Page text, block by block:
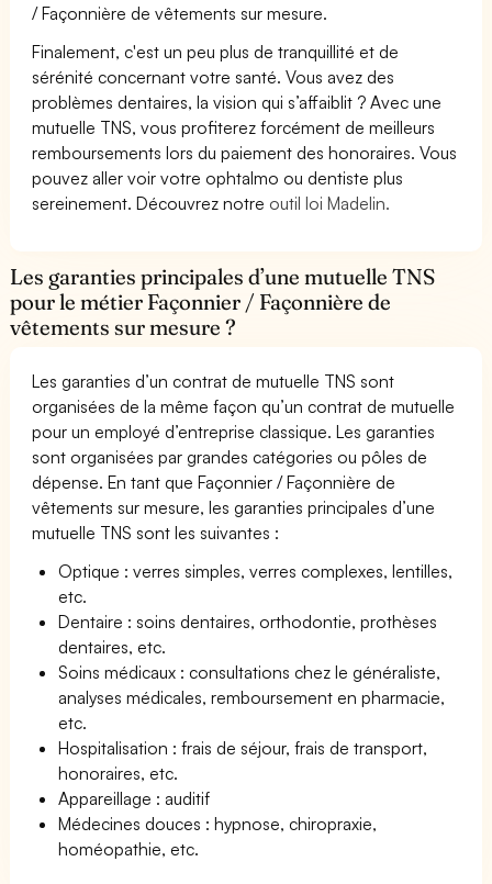
/ Façonnière de vêtements sur mesure.
Finalement, c'est un peu plus de tranquillité et de
sérénité concernant votre santé. Vous avez des
problèmes dentaires, la vision qui s’affaiblit ? Avec une
mutuelle TNS, vous profiterez forcément de meilleurs
remboursements lors du paiement des honoraires. Vous
pouvez aller voir votre ophtalmo ou dentiste plus
sereinement. Découvrez notre outil loi Madelin.
Les garanties principales d’une mutuelle TNS
pour le métier Façonnier / Façonnière de
vêtements sur mesure ?
Les garanties d’un contrat de mutuelle TNS sont
organisées de la même façon qu’un contrat de mutuelle
pour un employé d’entreprise classique. Les garanties
sont organisées par grandes catégories ou pôles de
dépense. En tant que Façonnier / Façonnière de
vêtements sur mesure, les garanties principales d’une
mutuelle TNS sont les suivantes :
Optique : verres simples, verres complexes, lentilles,
etc.
Dentaire : soins dentaires, orthodontie, prothèses
dentaires, etc.
Soins médicaux : consultations chez le généraliste,
analyses médicales, remboursement en pharmacie,
etc.
Hospitalisation : frais de séjour, frais de transport,
honoraires, etc.
Appareillage : auditif
Médecines douces : hypnose, chiropraxie,
homéopathie, etc.